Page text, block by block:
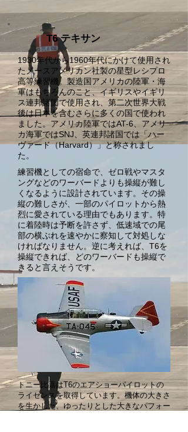
T6 テキサン
1930年代から1960年代にかけて使用され
たノースアメリカン社製の星型レシプロ
高等練習機。製造国アメリカの陸軍・海
軍はもちろんのこと、イギリスやイギリ
ス連邦諸国で使用され、第二次世界大戦
後は日本を含むさらに多くの国で使われ
ました。アメリカ陸軍ではAT-6、アメリ
カ海軍ではSNJ、英連邦諸国では「ハー
ヴァード（Harvard）」と称されまし
た。
練習機としての宿命で、ゼロ戦やマスタ
ングなどのワーバードよりも操縦が難し
くなるように設計されています。その操
縦の難しさが、一部のパイロットから熱
烈に愛されている理由でもあります。特
に着陸時は予断を許さず、低速域での尾
部の横ぶれを速やかに察知して対処しな
ければなりません。逆に考えれば、T6を
操縦できれば、どのワーバードも操縦で
きると言えそうです。
トニー比嘉はT6のエアショーパイロットの
ライセンスを取得しています。機体の大きさ
を生かした、ゆったりとした大きなパフォー